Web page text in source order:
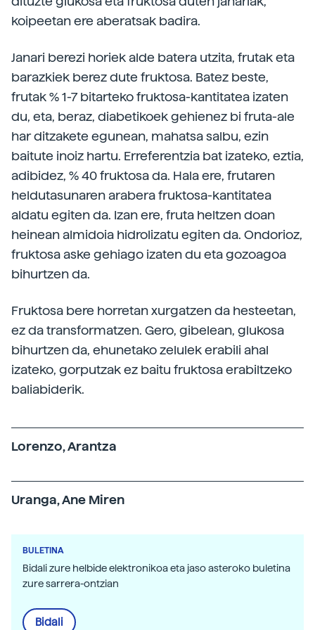
koipeetan ere aberatsak badira.
Janari berezi horiek alde batera utzita, frutak eta
barazkiek berez dute fruktosa. Batez beste,
frutak % 1-7 bitarteko fruktosa-kantitatea izaten
du, eta, beraz, diabetikoek gehienez bi fruta-ale
har ditzakete egunean, mahatsa salbu, ezin
baitute inoiz hartu. Erreferentzia bat izateko, eztia,
adibidez, % 40 fruktosa da. Hala ere, frutaren
heldutasunaren arabera fruktosa-kantitatea
aldatu egiten da. Izan ere, fruta heltzen doan
heinean almidoia hidrolizatu egiten da. Ondorioz,
fruktosa aske gehiago izaten du eta gozoagoa
bihurtzen da.
Fruktosa bere horretan xurgatzen da hesteetan,
ez da transformatzen. Gero, gibelean, glukosa
bihurtzen da, ehunetako zelulek erabili ahal
izateko, gorputzak ez baitu fruktosa erabiltzeko
baliabiderik.
Lorenzo, Arantza
Uranga, Ane Miren
BULETINA
Bidali zure helbide elektronikoa eta jaso asteroko buletina
zure sarrera-ontzian
Bidali